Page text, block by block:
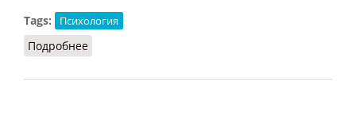
Tags:
Психология
Подробнее